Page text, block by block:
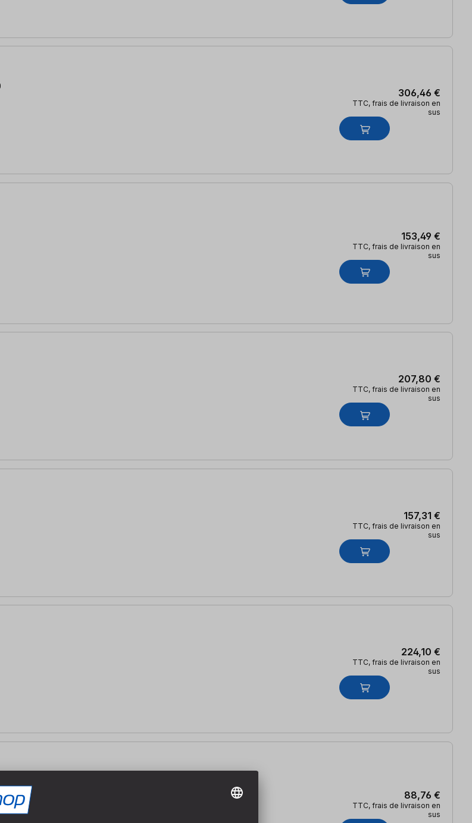
306,46 €
TTC, frais de livraison en
sus
153,49 €
TTC, frais de livraison en
sus
207,80 €
TTC, frais de livraison en
sus
157,31 €
TTC, frais de livraison en
sus
224,10 €
TTC, frais de livraison en
sus
88,76 €
TTC, frais de livraison en
sus